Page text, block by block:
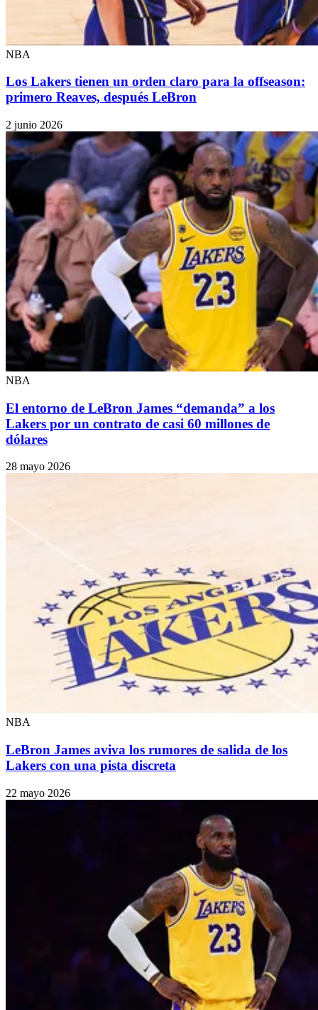
NBA
Los Lakers tienen un orden claro para la offseason:
primero Reaves, después LeBron
2 junio 2026
NBA
El entorno de LeBron James “demanda” a los
Lakers por un contrato de casi 60 millones de
dólares
28 mayo 2026
NBA
LeBron James aviva los rumores de salida de los
Lakers con una pista discreta
22 mayo 2026